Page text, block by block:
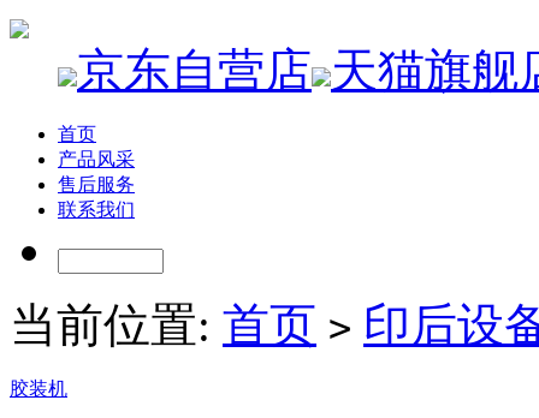
京东自营店 天猫旗舰
首页
产品风采
售后服务
联系我们
当前位置: 首页 > 印后设
胶装机